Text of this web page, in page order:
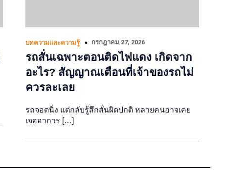
บทความและความรู้ กรกฎาคม 27, 2026
รถสั่นเฉพาะตอนติดไฟแดง เกิดจาก
อะไร? สัญญาณเตือนที่เจ้าของรถไม่
ควรละเลย
รถจอดนิ่ง แต่กลับรู้สึกสั่นผิดปกติ หลายคนอาจเคย
เจออาการ […]